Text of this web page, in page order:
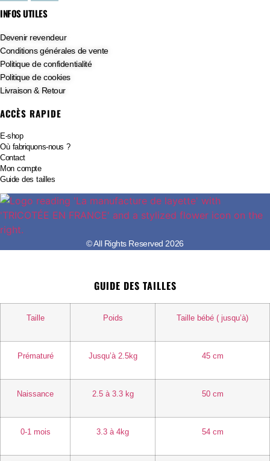
INFOS UTILES
Devenir revendeur
Conditions générales de vente
Politique de confidentialité
Politique de cookies
Livraison & Retour
ACCÈS RAPIDE
E-shop
Où fabriquons-nous ?
Contact
Mon compte
Guide des tailles
© All Rights Reserved 2026
GUIDE DES TAILLES
Taille Poids Taille bébé ( jusqu’à)
Prématuré Jusqu’à 2.5kg 45 cm
Naissance 2.5 à 3.3 kg 50 cm
0-1 mois 3.3 à 4kg 54 cm